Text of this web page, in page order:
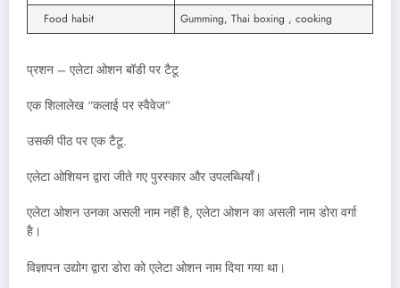
Food habit
Gumming, Thai boxing , cooking
प्रशन – एलेटा ओशन बॉडी पर टैटू
एक शिलालेख “कलाई पर स्वैवेज”
उसकी पीठ पर एक टैटू.
एलेटा ओशियन द्वारा जीते गए पुरस्कार और उपलब्धियाँ।
एलेटा ओशन उनका असली नाम नहीं है, एलेटा ओशन का असली नाम डोरा वर्गा
है।
विज्ञापन उद्योग द्वारा डोरा को एलेटा ओशन नाम दिया गया था।